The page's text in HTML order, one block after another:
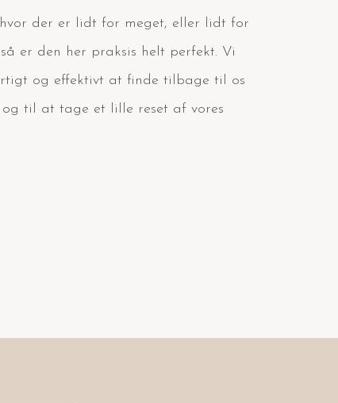
der er lidt for meget, eller lidt for
er den her praksis helt perfekt. Vi
og effektivt at finde tilbage til os
til at tage et lille reset af vores